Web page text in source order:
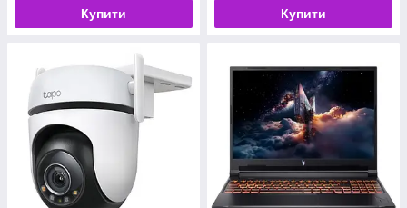
Купити Купити